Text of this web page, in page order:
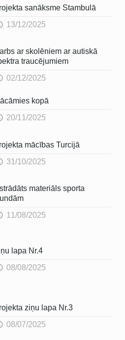
sanāksme Stambulā
13/12/2025
ar skolēniem ar autiskā
traucējumiem
02/12/2025
kopā
20/11/2025
mācības Turcijā
31/10/2025
materiāls sporta
11/08/2025
lapa Nr.4
08/08/2025
ziņu lapa Nr.3
08/07/2025